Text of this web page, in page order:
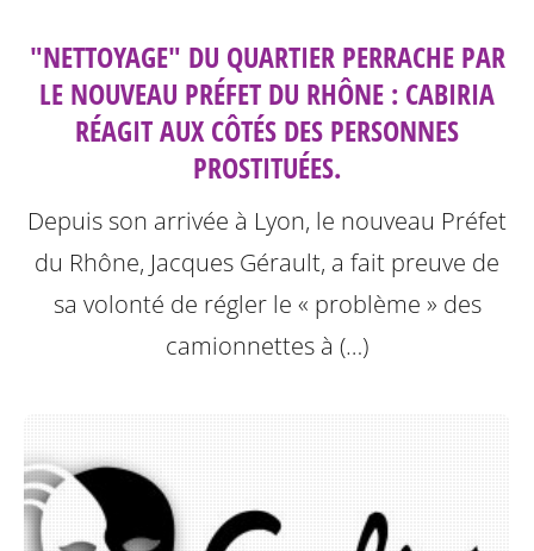
"NETTOYAGE" DU QUARTIER PERRACHE PAR
LE NOUVEAU PRÉFET DU RHÔNE : CABIRIA
RÉAGIT AUX CÔTÉS DES PERSONNES
PROSTITUÉES.
Depuis son arrivée à Lyon, le nouveau Préfet
du Rhône, Jacques Gérault, a fait preuve de
sa volonté de régler le « problème » des
camionnettes à (…)